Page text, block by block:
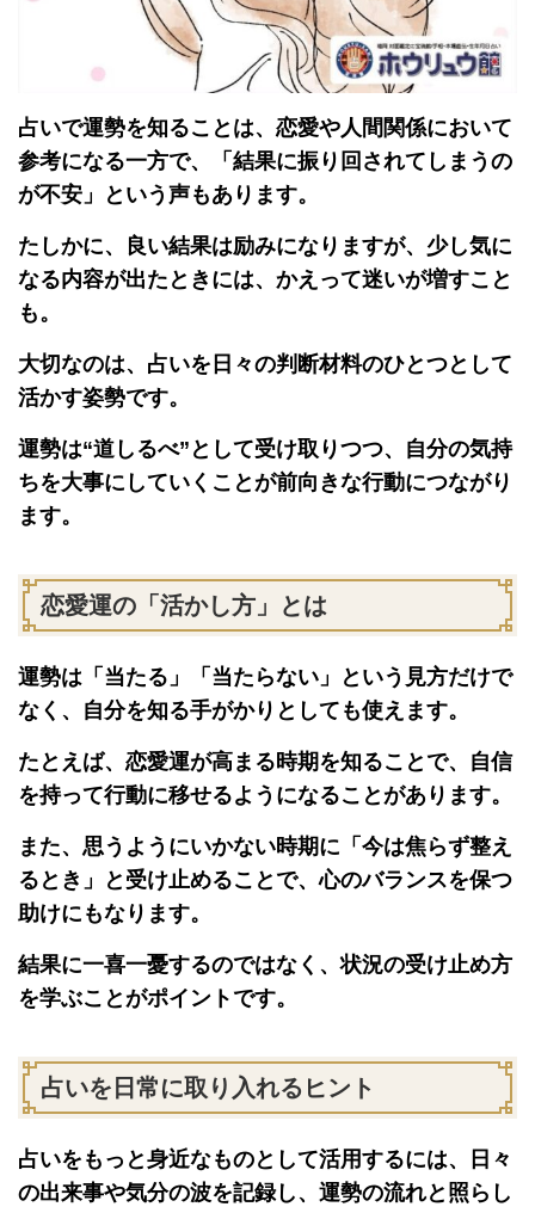
占いで運勢を知ることは、恋愛や人間関係において
参考になる一方で、「結果に振り回されてしまうの
が不安」という声もあります。
たしかに、良い結果は励みになりますが、少し気に
なる内容が出たときには、かえって迷いが増すこと
も。
大切なのは、占いを日々の判断材料のひとつとして
活かす姿勢です。
運勢は“道しるべ”として受け取りつつ、自分の気持
ちを大事にしていくことが前向きな行動につながり
ます。
恋愛運の「活かし方」とは
運勢は「当たる」「当たらない」という見方だけで
なく、自分を知る手がかりとしても使えます。
たとえば、恋愛運が高まる時期を知ることで、自信
を持って行動に移せるようになることがあります。
また、思うようにいかない時期に「今は焦らず整え
るとき」と受け止めることで、心のバランスを保つ
助けにもなります。
結果に一喜一憂するのではなく、状況の受け止め方
を学ぶことがポイントです。
占いを日常に取り入れるヒント
占いをもっと身近なものとして活用するには、日々
の出来事や気分の波を記録し、運勢の流れと照らし